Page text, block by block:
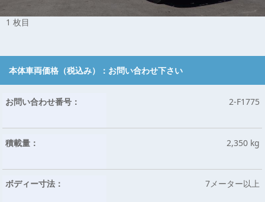
1 枚目
本体車両価格（税込み）： お問い合わせ下さい
お問い合わせ番号： 2-F1775
積載量： 2,350 kg
ボディー寸法： 7メーター以上